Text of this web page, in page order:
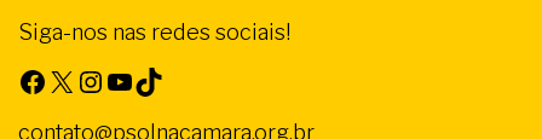
Siga-nos nas redes sociais!
Facebook X Instagram Youtube TikTok
contato@psolnacamara.org.br